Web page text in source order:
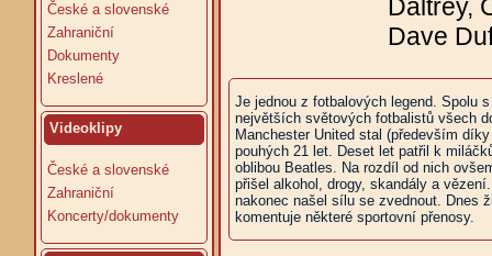
České a slovenské
Zahraniční
Dokumenty
Kreslené
Videoklipy
České a slovenské
Zahraniční
Koncerty/dokumenty
Daltrey,
Dave
Je jednou z fotbalových legend. Spolu
největších světových fotbalistů všech
Manchester United stal (především
pouhých 21 let. Deset let patřil k
oblibou Beatles. Na rozdíl od nich
přišel alkohol, drogy, skandály a
nakonec našel sílu se zvednout. Dnes
komentuje některé sportovní přenosy.